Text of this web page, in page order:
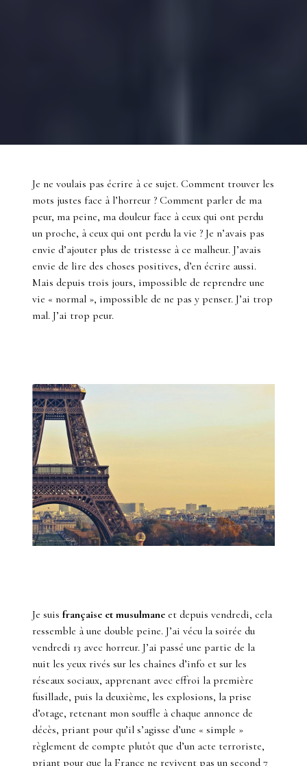
Je ne voulais pas écrire à ce sujet. Comment trouver les
mots justes face à l’horreur ? Comment parler de ma
peur, ma peine, ma douleur face à ceux qui ont perdu
un proche, à ceux qui ont perdu la vie ? Je n’avais pas
envie d’ajouter plus de tristesse à ce malheur. J’avais
envie de lire des choses positives, d’en écrire aussi.
Mais depuis trois jours, impossible de reprendre une
vie « normal », impossible de ne pas y penser. J’ai trop
mal. J’ai trop peur.
Je suisfrançaise et musulmane et depuis vendredi, cela
ressemble à une double peine. J’ai vécu la soirée du
vendredi 13 avec horreur. J’ai passé une partie de la
nuit les yeux rivés sur les chaînes d’info et sur les
réseaux sociaux, apprenant avec effroi la première
fusillade, puis la deuxième, les explosions, la prise
d’otage, retenant mon souffle à chaque annonce de
décès, priant pour qu’il s’agisse d’une « simple »
règlement de compte plutôt que d’un acte terroriste,
priant pour que la France ne revivent pas un second 7